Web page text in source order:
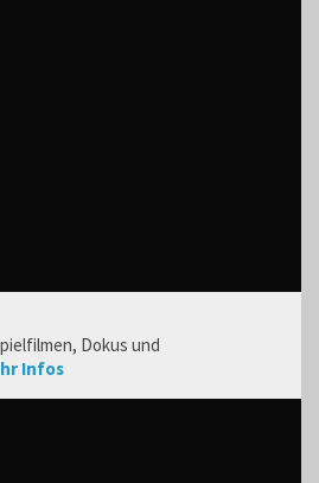
Dokus und
Infos